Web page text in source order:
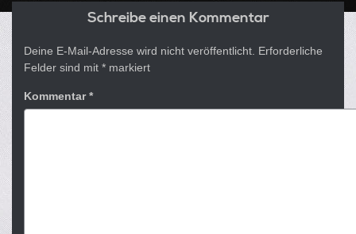
Schreibe einen Kommentar
Deine E-Mail-Adresse wird nicht veröffentlicht. Erforderliche
Felder sind mit * markiert
Kommentar*